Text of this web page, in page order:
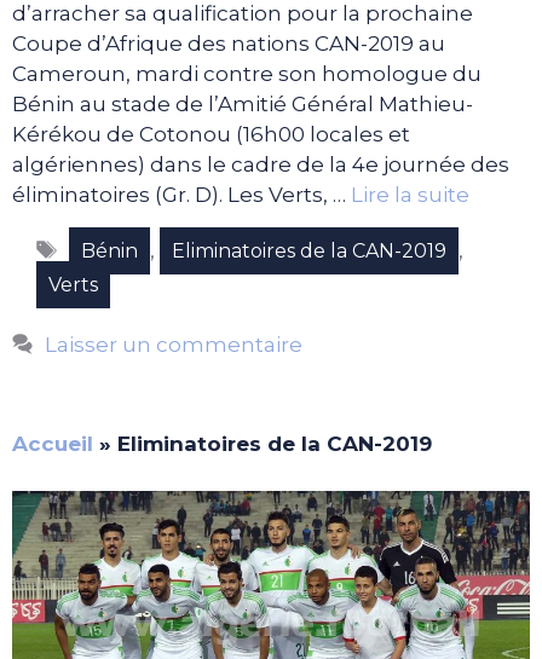
d’arracher sa qualification pour la prochaine
Coupe d’Afrique des nations CAN-2019 au
Cameroun, mardi contre son homologue du
Bénin au stade de l’Amitié Général Mathieu-
Kérékou de Cotonou (16h00 locales et
algériennes) dans le cadre de la 4e journée des
éliminatoires (Gr. D). Les Verts, … Lire la suite
Étiquettes
Bénin , Eliminatoires de la CAN-2019 ,
Verts
Laisser un commentaire
Accueil » Eliminatoires de la CAN-2019